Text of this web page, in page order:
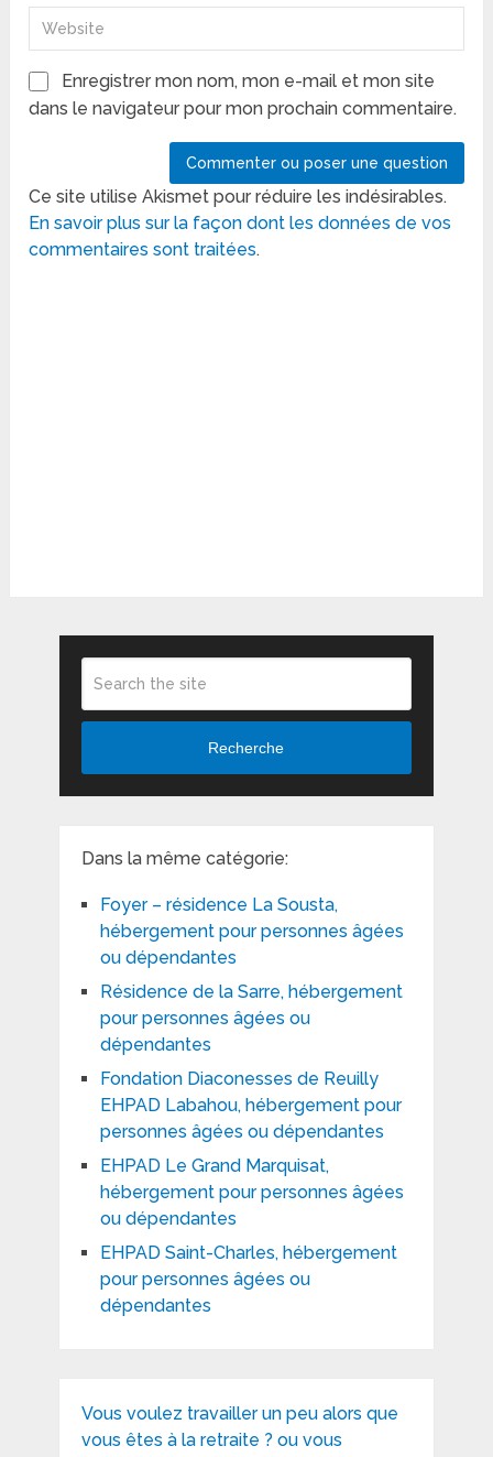
Enregistrer mon nom, mon e-mail et mon site
dans le navigateur pour mon prochain commentaire.
Ce site utilise Akismet pour réduire les indésirables.
En savoir plus sur la façon dont les données de vos
commentaires sont traitées.
Recherche
Dans la même catégorie:
Foyer – résidence La Sousta,
hébergement pour personnes âgées
ou dépendantes
Résidence de la Sarre, hébergement
pour personnes âgées ou
dépendantes
Fondation Diaconesses de Reuilly
EHPAD Labahou, hébergement pour
personnes âgées ou dépendantes
EHPAD Le Grand Marquisat,
hébergement pour personnes âgées
ou dépendantes
EHPAD Saint-Charles, hébergement
pour personnes âgées ou
dépendantes
Vous voulez travailler un peu alors que
vous êtes à la retraite ? ou vous